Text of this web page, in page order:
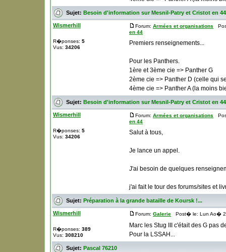
Sujet: Besoin d'information sur Mesnil-Patry et Cristot en 44
Wismerhill
R�ponses: 5
Vus: 34206
Forum: Armées et organisations
en 44
Premiers renseignements...
Pour les Panthers.
1ère et 3ème cie => Panther G
2ème cie => Panther D (celle qui
4ème cie => Panther A (la moins
Sujet: Besoin d'information sur Mesnil-Patry et Cristot en 44
Wismerhill
R�ponses: 5
Vus: 34206
Forum: Armées et organisations
en 44
Salut à tous,
Je lance un appel.
J'ai besoin de quelques
j'ai fait le tour des forums/sites et
Sujet: Préparation à la grande bataille de Koursk !...
Wismerhill
R�ponses: 389
Vus: 308210
Forum: Galerie Post� le: Lun Ao�
Marc les Stug III c'était des G pas
Pour la LSSAH...
Sujet: Pascal 76210